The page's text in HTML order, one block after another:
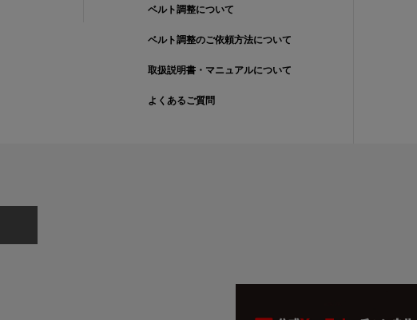
ベルト調整について
ベルト調整のご依頼方法について
取扱説明書・マニュアルについて
よくあるご質問